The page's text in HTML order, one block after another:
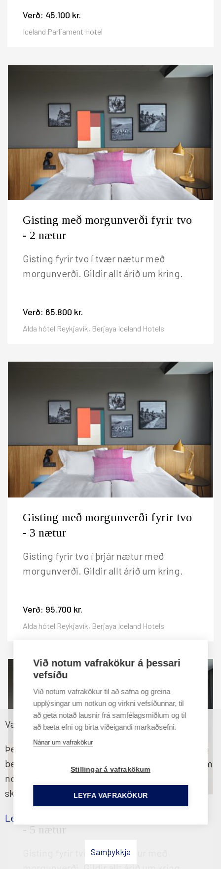
Verð: 45.100 kr.
Iceland Parliament Hotel
Gisting með morgunverði fyrir tvo
- 2 nætur
Gisting fyrir tvo í tvær nætur með
morgunverði. Gildir allt árið um kring.
Verð: 65.800 kr.
Alda hótel Reykjavík, Berjaya Iceland Hotels
Gisting með morgunverði fyrir tvo
- 3 nætur
Gisting fyrir tvo í þrjár nætur með
morgunverði. Gildir allt árið um kring.
Verð: 95.700 kr.
Alda hótel Reykjavík, Berjaya Iceland Hotels
- 5 nætur
Gisting fyrir tvo í fimm nætur með
Við notum vafrakökur á þessari
vefsíðu
Við notum vafrakökur til að safna og greina
upplýsingar um notkun og virkni vefsíðunnar, til
að geta notað lausnir frá samfélagsmiðlum og til
að bæta efni og birta viðeigandi markaðsefni.
Nánar um vafrakökur
Stillingar á vafrakökum
LEYFA VAFRAKÖKUR
Vafrakökustefna
Þessi vefsíða notar vafrakökur til að tryggja sem
besta upplifun fyrir notendur. Ef þú heldur áfram
notkun þinni á síðunni samþykkir þú vafraköku
skilmála okkar
Lesa nánar
Samþykkja